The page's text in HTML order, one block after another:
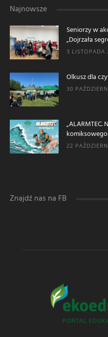
Najnowsze
Seniorzy w
„Dojrzała
3 LISTOPADA
Olkusz dla
30
22
Znajdź nas na FB